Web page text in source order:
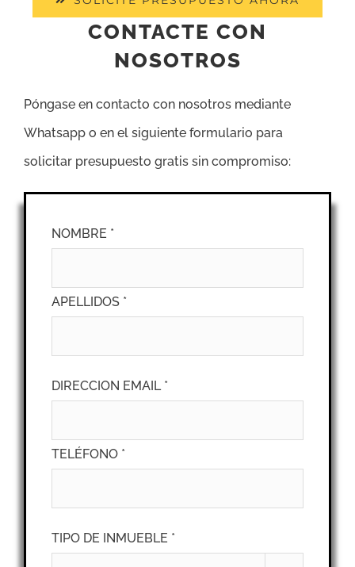
CONTACTE CON
NOSOTROS
Póngase en contacto con nosotros mediante
Whatsapp o en el siguiente formulario para
solicitar presupuesto gratis sin compromiso:
NOMBRE *
APELLIDOS *
DIRECCION EMAIL *
TELÉFONO *
TIPO DE INMUEBLE *